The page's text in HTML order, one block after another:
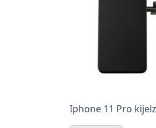
Iphone 11 Pro